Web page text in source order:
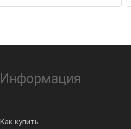
Информация
Как купить